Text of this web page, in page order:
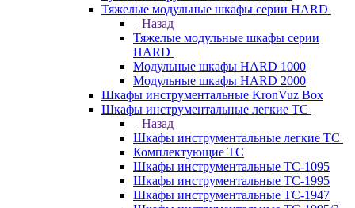
Тяжелые модульные шкафы серии HARD
Назад
Тяжелые модульные шкафы серии
HARD
Модульные шкафы HARD 1000
Модульные шкафы HARD 2000
Шкафы инструментальные KronVuz Box
Шкафы инструментальные легкие ТС
Назад
Шкафы инструментальные легкие ТС
Комплектующие ТС
Шкафы инструментальные TC-1095
Шкафы инструментальные TC-1995
Шкафы инструментальные ТС-1947